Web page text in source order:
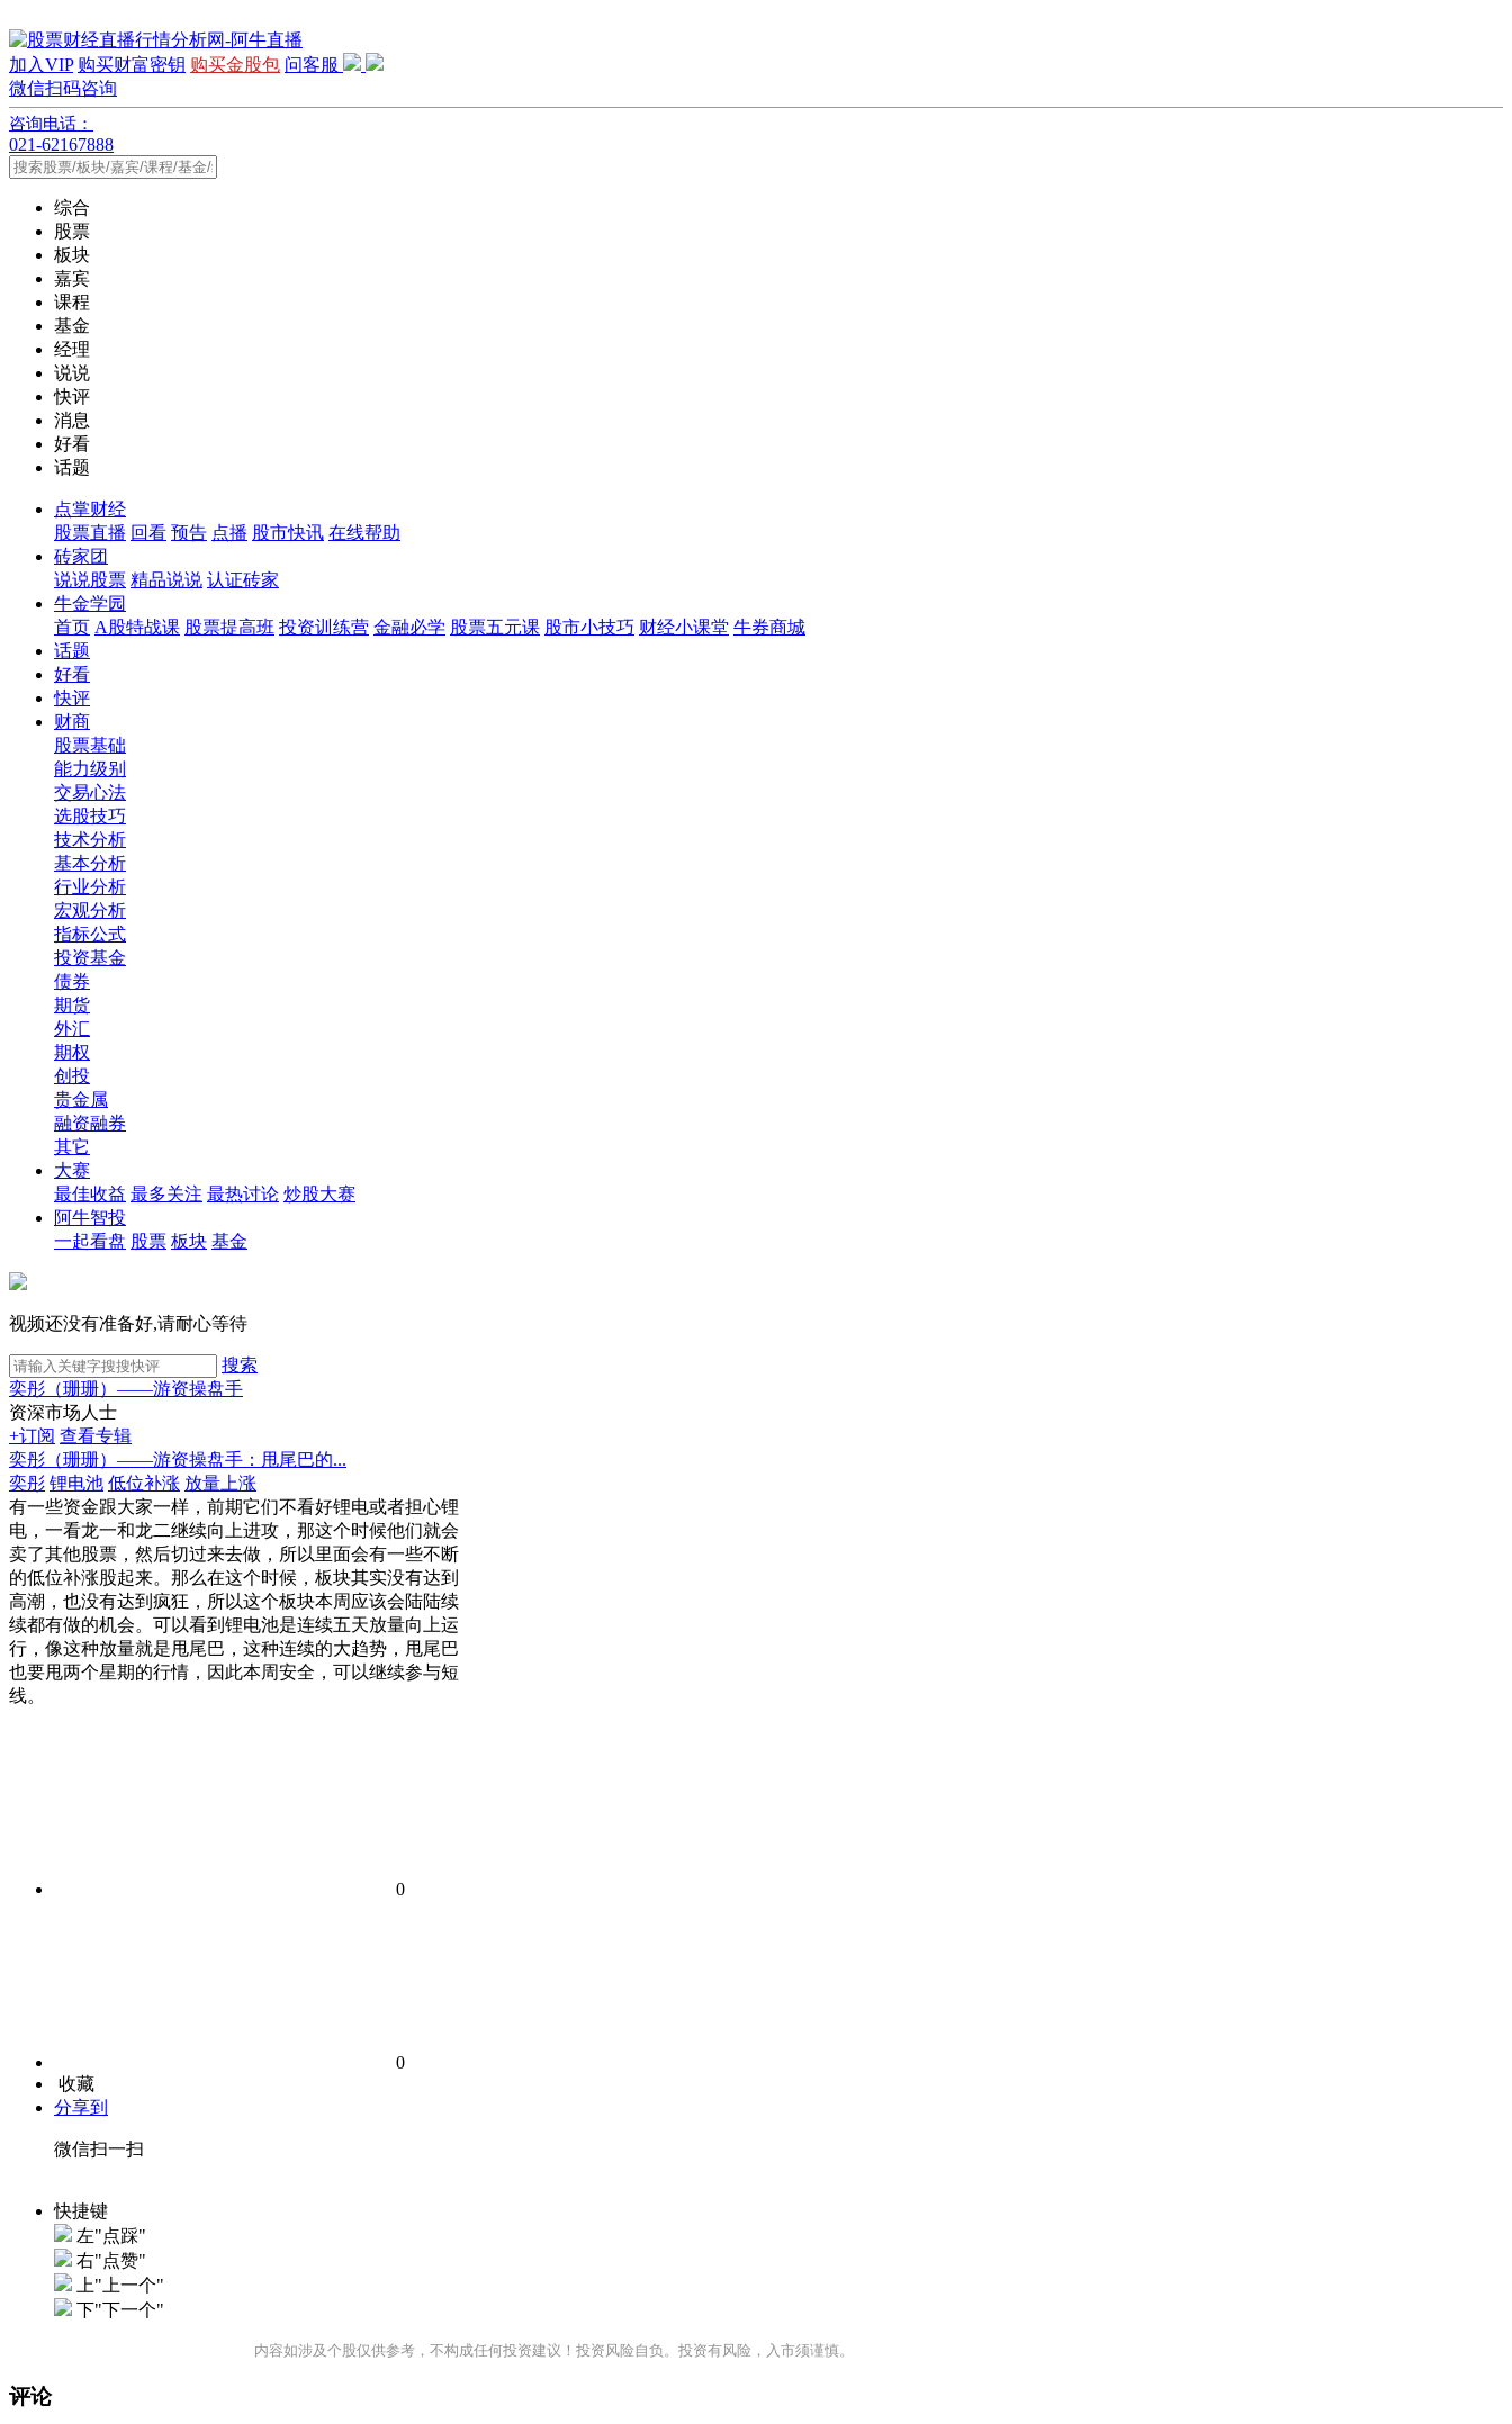
加入VIP 购买财富密钥 购买金股包 问客服
微信扫码咨询
咨询电话：
021-62167888
综合
股票
板块
嘉宾
课程
基金
经理
说说
快评
消息
好看
话题
点掌财经
股票直播 回看 预告 点播 股市快讯 在线帮助
砖家团
说说股票 精品说说 认证砖家
牛金学园
首页 A股特战课 股票提高班 投资训练营 金融必学 股票五元课 股市小技巧 财经小课堂 牛券商城
话题
好看
快评
财商
股票基础
能力级别
交易心法
选股技巧
技术分析
基本分析
行业分析
宏观分析
指标公式
投资基金
债券
期货
外汇
期权
创投
贵金属
融资融券
其它
大赛
最佳收益 最多关注 最热讨论 炒股大赛
阿牛智投
一起看盘 股票 板块 基金
视频还没有准备好,请耐心等待
搜索
奕彤（珊珊）——游资操盘手
资深市场人士
+订阅 查看专辑
奕彤（珊珊）——游资操盘手：甩尾巴的...
奕彤 锂电池 低位补涨 放量上涨
有一些资金跟大家一样，前期它们不看好锂电或者担心锂
电，一看龙一和龙二继续向上进攻，那这个时候他们就会
卖了其他股票，然后切过来去做，所以里面会有一些不断
的低位补涨股起来。那么在这个时候，板块其实没有达到
高潮，也没有达到疯狂，所以这个板块本周应该会陆陆续
续都有做的机会。可以看到锂电池是连续五天放量向上运
行，像这种放量就是甩尾巴，这种连续的大趋势，甩尾巴
也要甩两个星期的行情，因此本周安全，可以继续参与短
线。
0
0
收藏
分享到
微信扫一扫
快捷键
左"点踩"
右"点赞"
上"上一个"
下"下一个"
内容如涉及个股仅供参考，不构成任何投资建议！投资风险自负。投资有风险，入市须谨慎。
评论